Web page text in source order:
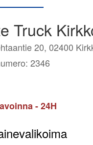
Truck
20, 02400
2346
- 24H